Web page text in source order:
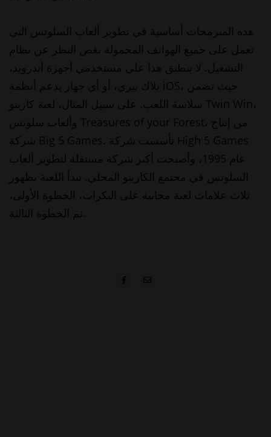
هذه المبرمجات أساسية في تطوير ألعاب السلوتس التي
تعمل على جميع الهواتف المحمولة بغض النظر عن نظام
التشغيل. لا ينطبق هذا على مستخدمي أجهزة أندرويد،
بلاك بيري، أو أي جهاز يدعم أنظمة iOS، حيث تضمن
سلاسة اللعب. على سبيل المثال، لعبة كازينو Twin Win،
وألعاب سلوتس Treasures of your Forest، من إنتاج
شركة Big 5 Games. تأسست شركة High 5 Games
عام 1995، وأصبحت أكبر شركة مستقلة لتطوير ألعاب
السلوتس في مجتمع الكازينو المحلي. تبدأ اللعبة بظهور
ثلاث علامات لعبة مجانية على البكرات، الخطوة الأولى،